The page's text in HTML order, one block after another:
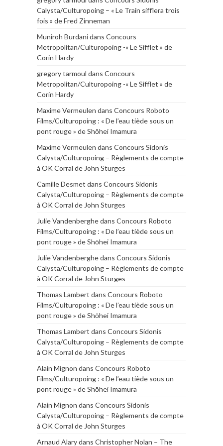
Calysta/Culturopoing – « Le Train sifflera trois
fois » de Fred Zinneman
Muniroh Burdanidans Concours
Metropolitan/Culturopoing -« Le Sifflet » de
Corin Hardy
gregory tarmoul dans Concours
Metropolitan/Culturopoing -« Le Sifflet » de
Corin Hardy
Maxime Vermeulen dans Concours Roboto
Films/Culturopoing : « De l’eau tiède sous un
pont rouge » de Shōhei Imamura
Maxime Vermeulen dans Concours Sidonis
Calysta/Culturopoing – Règlements de compte
à OK Corral de John Sturges
Camille Desmet dans Concours Sidonis
Calysta/Culturopoing – Règlements de compte
à OK Corral de John Sturges
Julie Vandenberghedans Concours Roboto
Films/Culturopoing : « De l’eau tiède sous un
pont rouge » de Shōhei Imamura
Julie Vandenberghedans Concours Sidonis
Calysta/Culturopoing – Règlements de compte
à OK Corral de John Sturges
Thomas Lambert dans Concours Roboto
Films/Culturopoing : « De l’eau tiède sous un
pont rouge » de Shōhei Imamura
Thomas Lambert dans Concours Sidonis
Calysta/Culturopoing – Règlements de compte
à OK Corral de John Sturges
Alain Mignon dans Concours Roboto
Films/Culturopoing : « De l’eau tiède sous un
pont rouge » de Shōhei Imamura
Alain Mignon dans Concours Sidonis
Calysta/Culturopoing – Règlements de compte
à OK Corral de John Sturges
Arnaud Alarydans Christopher Nolan – The